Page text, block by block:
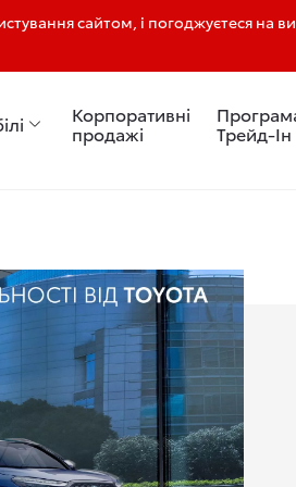
сайтом, і погоджуєтеся на
Корпоративні
продажі Трейд-Ін